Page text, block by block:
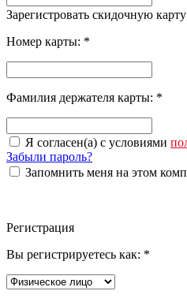
Зарегистровать скидочную карту
Номер карты: *
Фамилия держателя карты: *
Я согласен(а) с условиями
Забыли пароль?
Запомнить меня на этом
Регистрация
Вы регистрируетесь как: *